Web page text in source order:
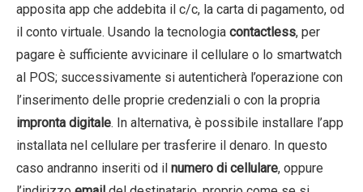
apposita app che addebita il c/c, la carta di pagamento, od
il conto virtuale. Usando la tecnologia contactless, per
pagare è sufficiente avvicinare il cellulare o lo smartwatch
al POS; successivamente si autenticherà l’operazione con
l’inserimento delle proprie credenziali o con la propria
impronta digitale. In alternativa, è possibile installare l’app
installata nel cellulare per trasferire il denaro. In questo
caso andranno inseriti od il numero di cellulare, oppure